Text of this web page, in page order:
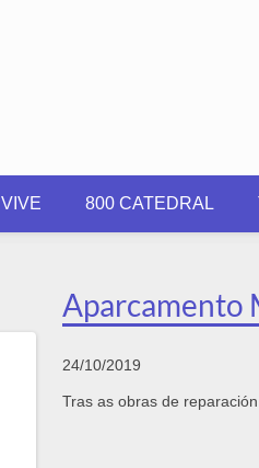
VIVE 800 CATEDRAL
Aparcamento
24/10/2019
Tras as obras de